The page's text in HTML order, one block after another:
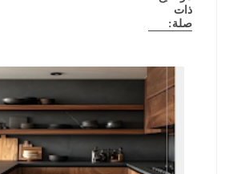
ذات
صلة: